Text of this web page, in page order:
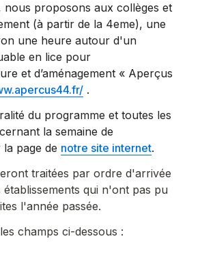
nous proposons aux collèges et
(à partir de la 4eme), une
une heure autour d'un
en lice pour
et d’aménagement « Aperçus
.
du programme et toutes les
la semaine de
page de notre site internet.
traitées par ordre d'arrivée
établissements qui n'ont pas pu
l'année passée.
champs ci-dessous :